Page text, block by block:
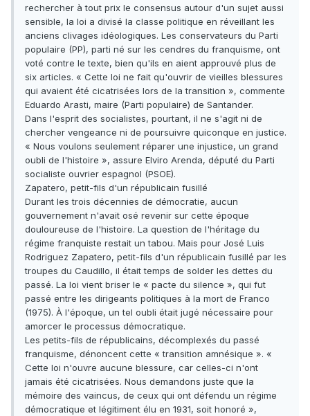
rechercher à tout prix le consensus autour d'un sujet aussi
sensible, la loi a divisé la classe politique en réveillant les
anciens clivages idéologiques. Les conservateurs du Parti
populaire (PP), parti né sur les cendres du franquisme, ont
voté contre le texte, bien qu'ils en aient approuvé plus de
six articles. « Cette loi ne fait qu'ouvrir de vieilles blessures
qui avaient été cicatrisées lors de la transition », commente
Eduardo Arasti, maire (Parti populaire) de Santander.
Dans l'esprit des socialistes, pourtant, il ne s'agit ni de
chercher vengeance ni de poursuivre quiconque en justice.
« Nous voulons seulement réparer une injustice, un grand
oubli de l'histoire », assure Elviro Arenda, député du Parti
socialiste ouvrier espagnol (PSOE).
Zapatero, petit-fils d'un républicain fusillé
Durant les trois décennies de démocratie, aucun
gouvernement n'avait osé revenir sur cette époque
douloureuse de l'histoire. La question de l'héritage du
régime franquiste restait un tabou. Mais pour José Luis
Rodriguez Zapatero, petit-fils d'un républicain fusillé par les
troupes du Caudillo, il était temps de solder les dettes du
passé. La loi vient briser le « pacte du silence », qui fut
passé entre les dirigeants politiques à la mort de Franco
(1975). À l'époque, un tel oubli était jugé nécessaire pour
amorcer le processus démocratique.
Les petits-fils de républicains, décomplexés du passé
franquisme, dénoncent cette « transition amnésique ». «
Cette loi n'ouvre aucune blessure, car celles-ci n'ont
jamais été cicatrisées. Nous demandons juste que la
mémoire des vaincus, de ceux qui ont défendu un régime
démocratique et légitiment élu en 1931, soit honoré »,